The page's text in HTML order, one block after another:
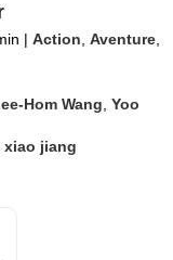
| Action,Aventure,
Hom Wang,Yoo
xiao jiang